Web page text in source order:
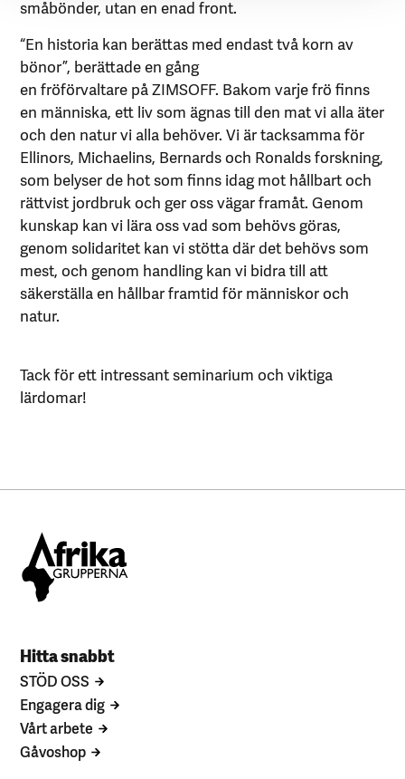
småbönder, utan en enad front.
“En historia kan berättas med endast två korn av
bönor”, berättade en gång
en fröförvaltare på ZIMSOFF. Bakom varje frö finns
en människa, ett liv som ägnas till den mat vi alla äter
och den natur vi alla behöver. Vi är tacksamma för
Ellinors, Michaelins, Bernards och Ronalds forskning,
som belyser de hot som finns idag mot hållbart och
rättvist jordbruk och ger oss vägar framåt. Genom
kunskap kan vi lära oss vad som behövs göras,
genom solidaritet kan vi stötta där det behövs som
mest, och genom handling kan vi bidra till att
säkerställa en hållbar framtid för människor och
natur.
Tack för ett intressant seminarium och viktiga
lärdomar!
Hitta snabbt
STÖD OSS
Engagera dig
Vårt arbete
Gåvoshop